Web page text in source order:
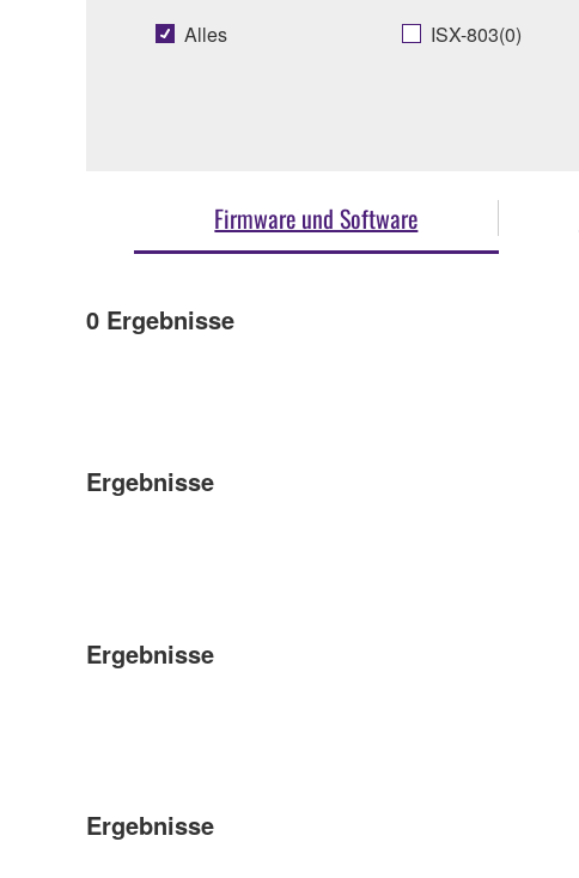
Alles ISX-803(0)
Firmware und Software
0 Ergebnisse
Ergebnisse
Ergebnisse
Ergebnisse